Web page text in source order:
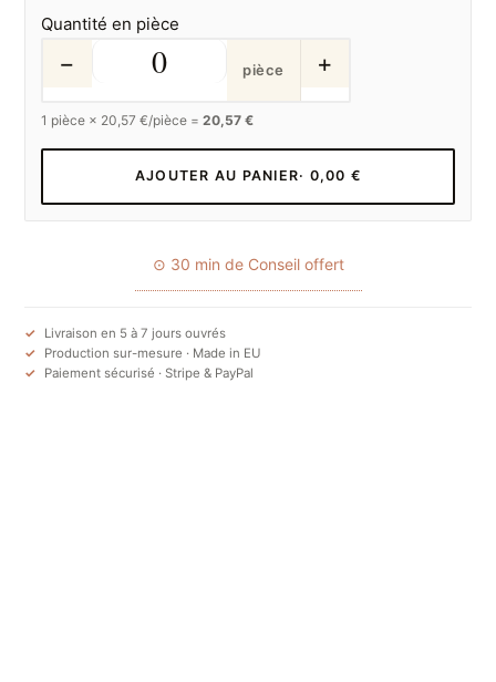
Quantité en pièce
− pièce +
1 pièce × 20,57 €/pièce =20,57 €
AJOUTER AU PANIER· 0,00 €
⊙ 30 min de Conseil offert
Livraison en 5 à 7 jours ouvrés
Production sur-mesure · Made in EU
Paiement sécurisé · Stripe & PayPal